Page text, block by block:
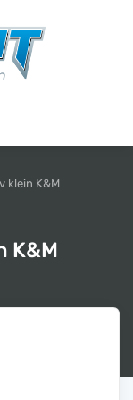
klein K&M
K&M